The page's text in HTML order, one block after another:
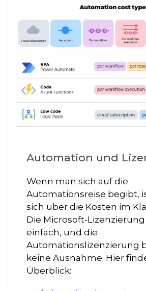
Automation und
Wenn man sich auf die
Automationsreise begibt,
sich über die Kosten im
Die Microsoft-
einfach, und die
Automationslizenzierung
keine Ausnahme. Hier
Überblick: